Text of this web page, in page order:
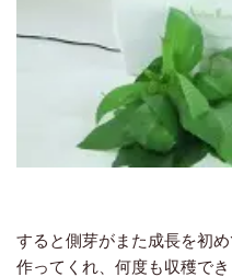
すると側芽がまた成長を初
作ってくれ、何度も収穫でき